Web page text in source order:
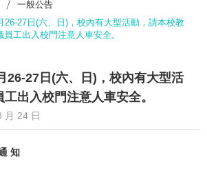
一般公告
26-27日(六、日)，校內有大型活動，請本校教
員工出入校門注意人車安全。
26-27日(六、日)，校內有大型活
出入校門注意人車安全。
月 24 日
知